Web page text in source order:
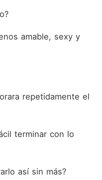
amable, sexy y
repetidamente el
terminar con lo
así sin más?